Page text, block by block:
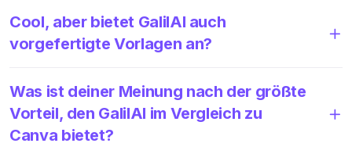
Cool, aber bietet GalilAI auch
vorgefertigte Vorlagen an?
Was ist deiner Meinung nach der größte
Vorteil, den GalilAI im Vergleich zu
Canva bietet?